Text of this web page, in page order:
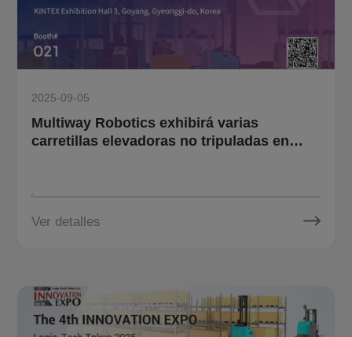
2025-09-05
Multiway Robotics exhibirá varias
carretillas elevadoras no tripuladas en
Ver detalles